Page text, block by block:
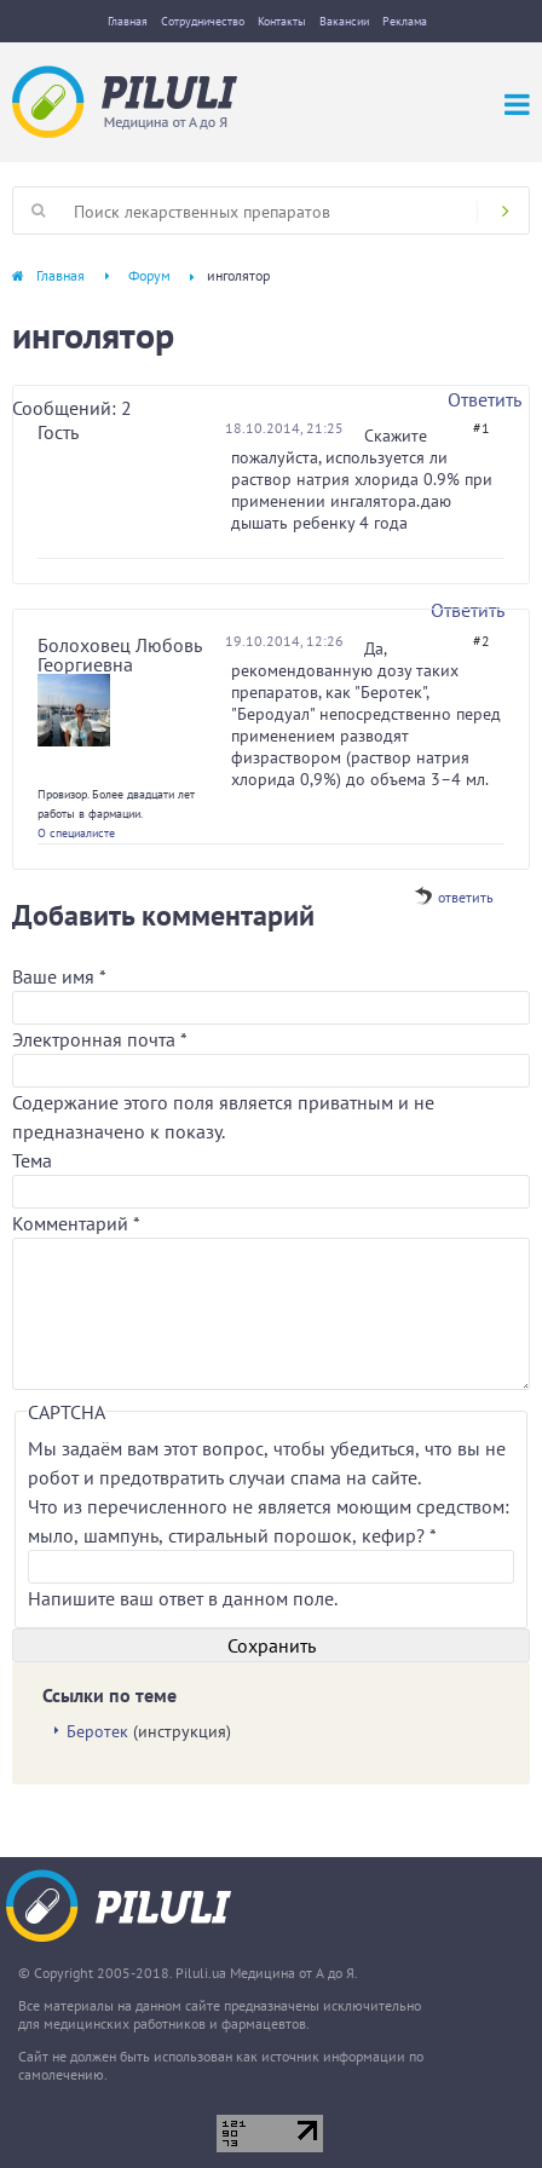
Главная Сотрудничество Контакты Вакансии Реклама
Главная Форум инголятор
инголятор
Сообщений: 2
Ответить
Гость
18.10.2014, 21:25 #1
Скажите
пожалуйста, используется ли
раствор натрия хлорида 0.9% при
применении ингалятора.даю
дышать ребенку 4 года
Ответить
Болоховец Любовь
Георгиевна
Провизор. Более двадцати лет
работы в фармации.
О специалисте
19.10.2014, 12:26 #2
Да,
рекомендованную дозу таких
препаратов, как "Беротек",
"Беродуал" непосредственно перед
применением разводят
физраствором (раствор натрия
хлорида 0,9%) до объема 3–4 мл.
ответить
Добавить комментарий
Ваше имя *
Электронная почта *
Содержание этого поля является приватным и не
предназначено к показу.
Тема
Комментарий *
CAPTCHA
Мы задаём вам этот вопрос, чтобы убедиться, что вы не
робот и предотвратить случаи спама на сайте.
Что из перечисленного не является моющим средством:
мыло, шампунь, стиральный порошок, кефир? *
Напишите ваш ответ в данном поле.
Ссылки по теме
Беротек (инструкция)
© Copyright 2005-2018. Piluli.ua Медицина от А до Я.
Все материалы на данном сайте предназначены исключительно
для медицинских работников и фармацевтов.
Сайт не должен быть использован как источник информации по
самолечению.